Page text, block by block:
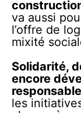
va aussi
l’offre de
mixité
Solidarité,
encore
responsable
les